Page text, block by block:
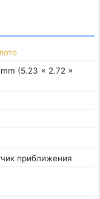
(5.23 x 2.72 x
приближения